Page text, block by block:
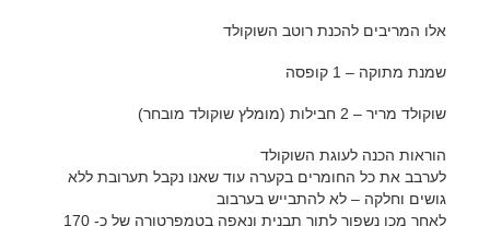
אלו המריבים להכנת רוטב השוקולד
שמנת מתוקה – 1 קופסה
שוקולד מריר – 2 חבילות (מומלץ שוקולד מובחר)
הוראות הכנה לעוגת השוקולד
לערבב את כל החומרים בקערה עוד שאנו נקבל תערובת ללא
גושים וחלקה – לא להתבייש בערבוב
לאחר מכן נשפוך לתוך תבנית ונאפה בטמפרטורה של כ- 170